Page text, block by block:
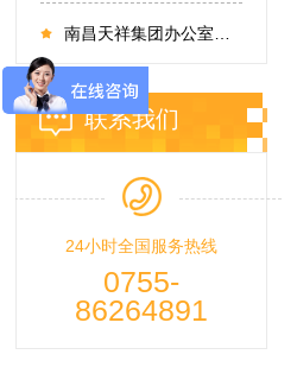
联系我们
24小时全国服务热线
0755-
86264891